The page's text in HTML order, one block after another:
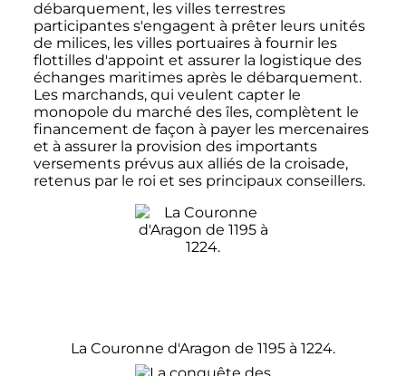
débarquement, les villes terrestres
participantes s'engagent à prêter leurs unités
de milices, les villes portuaires à fournir les
flottilles d'appoint et assurer la logistique des
échanges maritimes après le débarquement.
Les marchands, qui veulent capter le
monopole du marché des îles, complètent le
financement de façon à payer les mercenaires
et à assurer la provision des importants
versements prévus aux alliés de la croisade,
retenus par le roi et ses principaux conseillers.
La Couronne d'Aragon de 1195 à 1224.